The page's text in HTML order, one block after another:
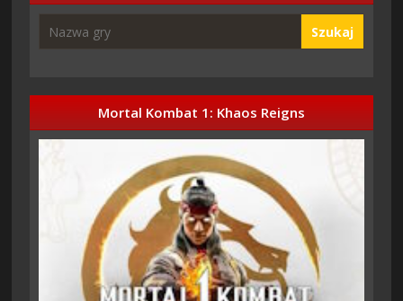
Szukaj
Mortal Kombat 1: Khaos Reigns